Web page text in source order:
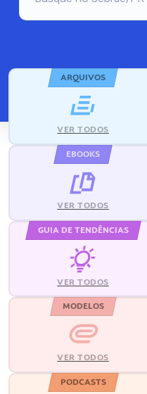
ARQUIVOS
VER TODOS
EBOOKS
VER TODOS
GUIA DE TENDÊNCIAS
VER TODOS
MODELOS
VER TODOS
PODCASTS